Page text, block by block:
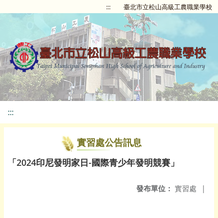
::: 臺北市立松山高級工農職業學校
:::
實習處公告訊息
「2024印尼發明家日-國際青少年發明競賽」
發布單位： 實習處 |